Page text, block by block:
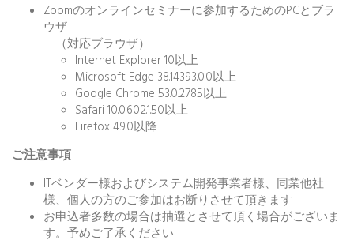
Zoomのオンラインセミナーに参加するためのPCとブラ
ウザ
（対応ブラウザ）
Internet Explorer 10以上
Microsoft Edge 38.14393.0.0以上
Google Chrome 53.0.2785以上
Safari 10.0.602.1.50以上
Firefox 49.0以降
ご注意事項
ITベンダー様およびシステム開発事業者様、同業他社
様、個人の方のご参加はお断りさせて頂きます
お申込者多数の場合は抽選とさせて頂く場合がございま
す。予めご了承ください